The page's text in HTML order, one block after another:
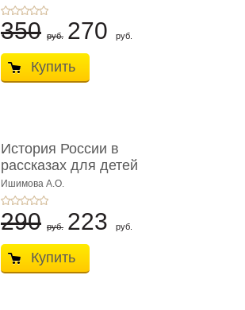
350 руб. 270 руб.
Купить
История России в
рассказах для детей
Ишимова А.О.
290 руб. 223 руб.
Купить